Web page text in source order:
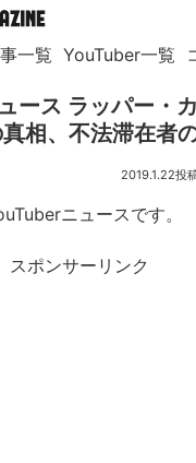
一覧 YouTuber一覧
ース ラッパー・
相、不法滞在者
2019.1.22
ニュースです。
スポンサーリンク